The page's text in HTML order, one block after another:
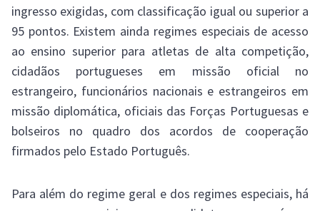
ingresso exigidas, com classificação igual ou superior a
95 pontos. Existem ainda regimes especiais de acesso
ao ensino superior para atletas de alta competição,
cidadãos portugueses em missão oficial no
estrangeiro, funcionários nacionais e estrangeiros em
missão diplomática, oficiais das Forças Portuguesas e
bolseiros no quadro dos acordos de cooperação
firmados pelo Estado Português.
Para além do regime geral e dos regimes especiais, há